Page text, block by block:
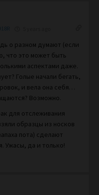
о разном думают (если
что это может быть
аспектами даже.
Голые начали бегать,
и вела она себя…
Возможно.
для отслеживания
образцы из носков
пота) сделают
Ужасы, да и только!